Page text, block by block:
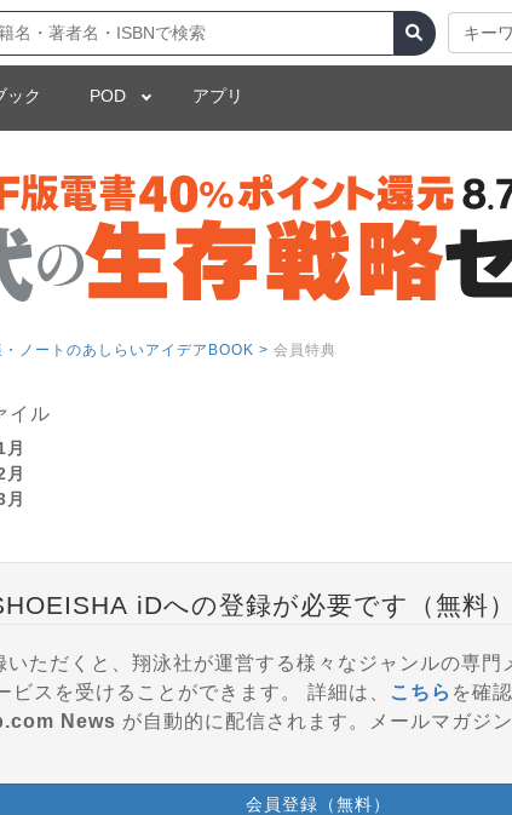
キー
ック POD アプリ
ノートのあしらいアイデアBOOK > 会員特典
イル
iDへの登録が必要です（無料）
ただくと、翔泳社が運営する様々なジャンルの専門
参加、会員特典などのサービスを受けることができます。 詳細は、
こちら を確
News が自動的に配信されます。メールマガジ
会員登録（無料）